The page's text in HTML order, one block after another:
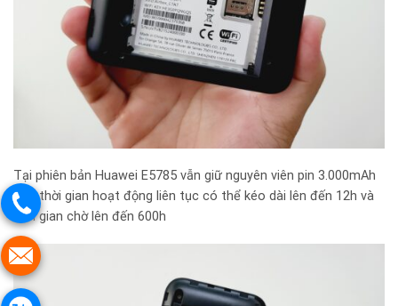
Tại phiên bản Huawei E5785 vẫn giữ nguyên viên pin 3.000mAh
cho thời gian hoạt động liên tục có thể kéo dài lên đến 12h và
thời gian chờ lên đến 600h